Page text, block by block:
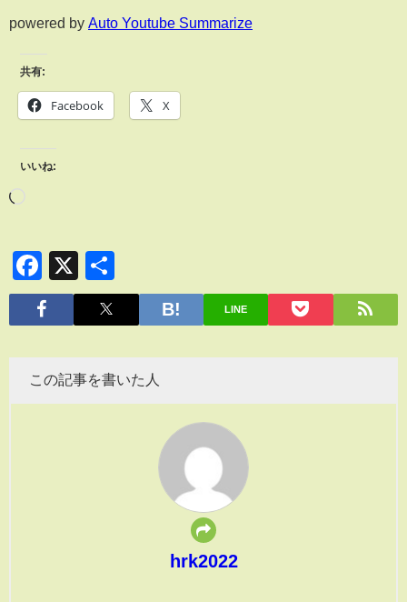
powered by Auto Youtube Summarize
共有:
Facebook X
いいね:
Facebook
X
有
LINE
この記事を書いた人
hrk2022